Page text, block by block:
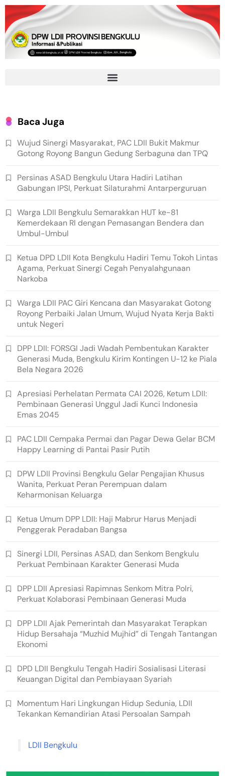
Baca Juga
Wujud Sinergi Masyarakat, PAC LDII Bukit Makmur
Gotong Royong Bangun Gedung Serbaguna dan TPQ
Persinas ASAD Bengkulu Utara Hadiri Latihan
Gabungan IPSI, Perkuat Silaturahmi Antarperguruan
Warga LDII Bengkulu Semarakkan HUT ke-81
Kemerdekaan RI dengan Pemasangan Bendera dan
Umbul-Umbul
Ketua DPD LDII Kota Bengkulu Hadiri Temu Tokoh Lintas
Agama, Perkuat Sinergi Cegah Penyalahgunaan
Narkoba
Warga LDII PAC Giri Kencana dan Masyarakat Gotong
Royong Perbaiki Jalan Umum, Wujud Nyata Kerja Bakti
untuk Negeri
DPP LDII: FORSGI Jadi Wadah Pembentukan Karakter
Generasi Muda, Bengkulu Kirim Kontingen U-12 ke Piala
Bela Negara 2026
Apresiasi Perhelatan Permata CAI 2026, Ketum LDII:
Pembinaan Generasi Unggul Jadi Kunci Indonesia
Emas 2045
PAC LDII Cempaka Permai dan Pagar Dewa Gelar BCM
Happy Learning di Pantai Pasir Putih
DPW LDII Provinsi Bengkulu Gelar Pengajian Khusus
Wanita, Perkuat Peran Perempuan dalam
Keharmonisan Keluarga
Ketua Umum DPP LDII: Haji Mabrur Harus Menjadi
Penggerak Peradaban Bangsa
Sinergi LDII, Persinas ASAD, dan Senkom Bengkulu
Perkuat Pembinaan Karakter Generasi Muda
DPP LDII Apresiasi Rapimnas Senkom Mitra Polri,
Perkuat Kolaborasi Pembinaan Generasi Muda
DPP LDII Ajak Pemerintah dan Masyarakat Terapkan
Hidup Bersahaja “Muzhid Mujhid” di Tengah Tantangan
Ekonomi
DPD LDII Bengkulu Tengah Hadiri Sosialisasi Literasi
Keuangan Digital dan Pembiayaan Syariah
Momentum Hari Lingkungan Hidup Sedunia, LDII
Tekankan Kemandirian Atasi Persoalan Sampah
LDII Bengkulu